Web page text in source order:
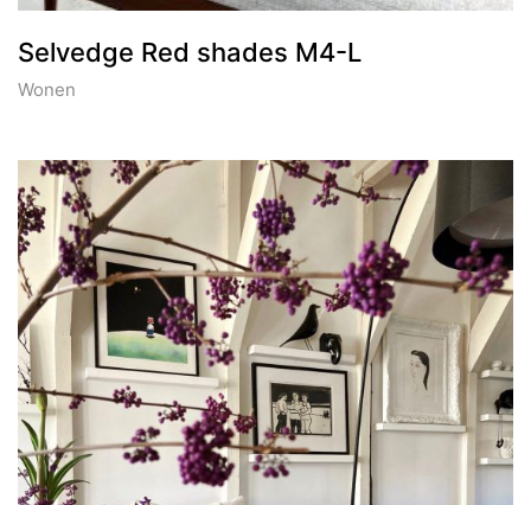
Selvedge Red shades M4-L
Wonen